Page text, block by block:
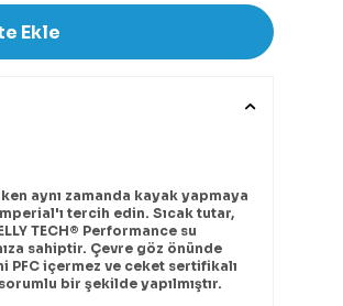
Ekle
aynı zamanda kayak yapmaya
tercih edin. Sıcak tutar,
TECH® Performance su
sahiptir. Çevre göz önünde
PFC içermez ve ceket sertifikalı
bir şekilde yapılmıştır.